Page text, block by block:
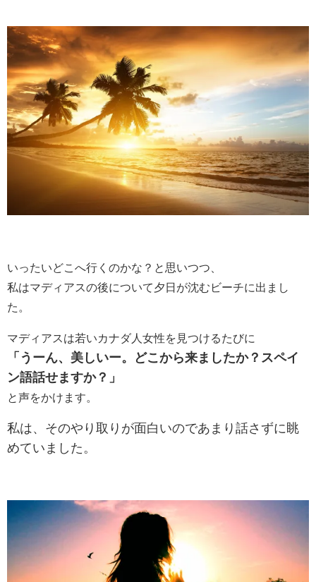
いったいどこへ行くのかな？と思いつつ、
私はマディアスの後について夕日が沈むビーチに出まし
た。
マディアスは若いカナダ人女性を見つけるたびに
「うーん、美しいー。どこから来ましたか？スペイ
ン語話せますか？」
と声をかけます。
私は、そのやり取りが面白いのであまり話さずに眺
めていました。